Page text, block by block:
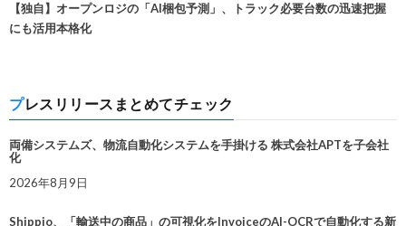
【独自】オープンロジの「AI梱包予測」、トラック必要台数の迅速把握
にも活用本格化
プレスリリースまとめてチェック
両備システムズ、物流自動化システムを手掛ける 株式会社APTを子会社
化
2026年8月9日
Shippio、「輸送中の商品」の可視化をInvoiceのAI-OCRで自動化する新